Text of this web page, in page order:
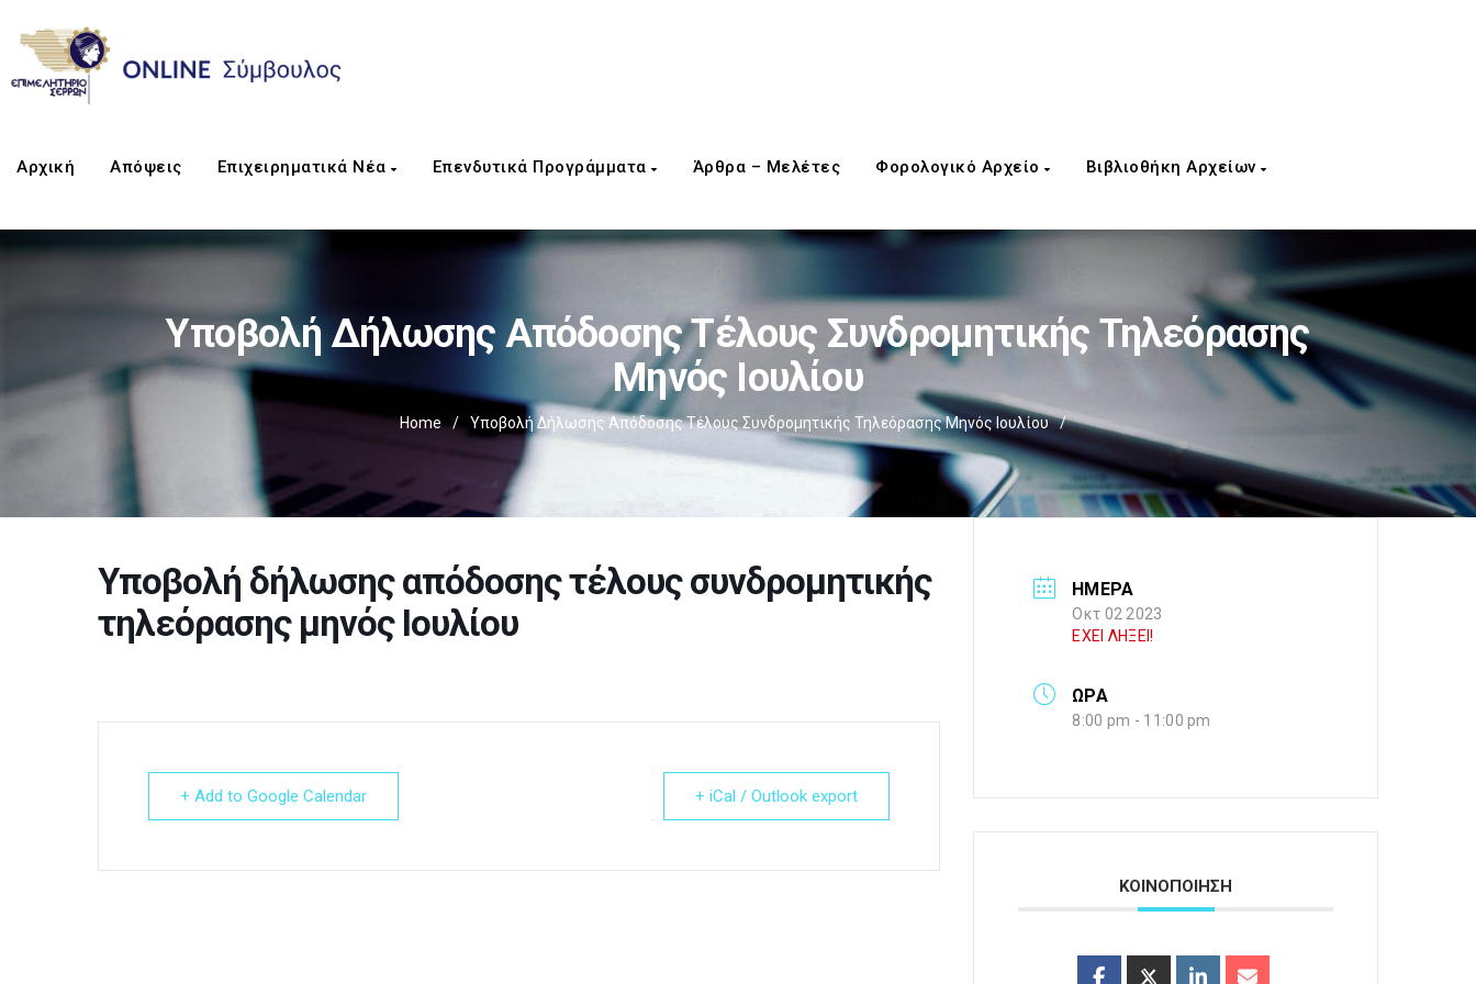
Αρχική Απόψεις Επιχειρηματικά Νέα Επενδυτικά Προγράμματα Άρθρα – Μελέτες Φορολογικό Αρχείο Βιβλιοθήκη Αρχείων
Υποβολή Δήλωσης Απόδοσης Τέλους Συνδρομητικής Τηλεόρασης
Μηνός Ιουλίου
Home / Υποβολή Δήλωσης Απόδοσης Τέλους Συνδρομητικής Τηλεόρασης Μηνός Ιουλίου /
Υποβολή δήλωσης απόδοσης τέλους συνδρομητικής
τηλεόρασης μηνός Ιουλίου
+ Add to Google Calendar + iCal / Outlook export
ΗΜΕΡΑ
Οκτ 02 2023
ΕΧΕΙ ΛΗΞΕΙ!
ΩΡΑ
8:00 pm - 11:00 pm
ΚΟΙΝΟΠΟΙΗΣΗ